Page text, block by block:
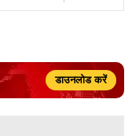
डाउनलोड करें